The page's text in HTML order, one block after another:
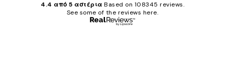
4.4 από 5 αστέρια Based on 108345 reviews.
See some of the reviews here.